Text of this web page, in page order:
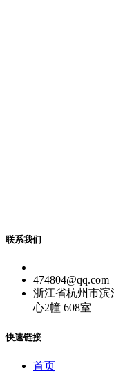
联系我们
474804@qq.com
浙江省杭州市滨
心2幢 608室
快速链接
首页